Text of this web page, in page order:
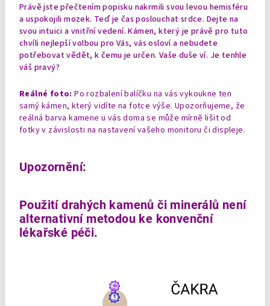
Právě jste přečtením popisku nakrmili svou levou hemisféru
a uspokojili mozek. Teď je čas poslouchat srdce. Dejte na
svou intuici a vnitřní vedení. Kámen, který je právě pro tuto
chvíli nejlepší volbou pro Vás, vás osloví a nebudete
potřebovat vědět, k čemu je určen. Vaše duše ví. Je tenhle
váš pravý?
Reálné foto: Po rozbalení balíčku na vás vykoukne ten
samý kámen, který vidíte na fotce výše. Upozorňujeme, že
reálná barva kamene u vás doma se může mírně lišit od
fotky v závislosti na nastavení vašeho monitoru či displeje.
Upozornění:
Použití drahých kamenů či minerálů není
alternativní metodou ke konvenční
lékařské péči.